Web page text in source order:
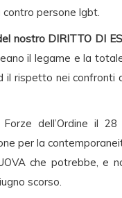
contro persone lgbt.
nostro DIRITTO DI
il legame e la
rispetto nei confronti
dell’Ordine il 28
per la
che potrebbe, e
scorso.